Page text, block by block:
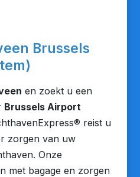
Brussels
en zoekt u een
Brussels Airport
reist u
zorgen van uw
Onze
met bagage en zorgen